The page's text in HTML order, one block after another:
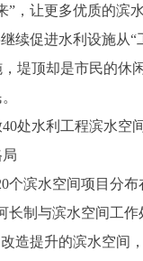
”，让更多优质的滨
促进水利设施从“
堤顶却是市民的
水利工程滨水空
滨水空间项目分布
长制与滨水空间工
提升的滨水空间